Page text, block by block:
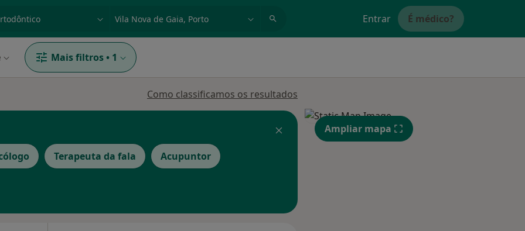
doença ou nome Entrar É médico?
Mais filtros • 1
Como classificamos os resultados
Terapeuta da fala Acupuntor
Ampliar mapa